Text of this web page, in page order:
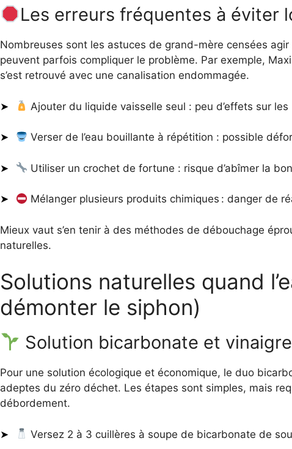
Les erreurs fréquentes à éviter
Nombreuses sont les astuces de grand-mère censées
peuvent parfois compliquer le problème. Par exemple,
s’est retrouvé avec une canalisation endommagée.
Ajouter du liquide vaisselle seul : peu d’effets sur
Verser de l’eau bouillante à répétition : possible
Utiliser un crochet de fortune : risque d’abîmer la
Mélanger plusieurs produits chimiques : danger de
Mieux vaut s’en tenir à des méthodes de débouchage
naturelles.
Solutions naturelles quand
démonter le siphon)
Solution bicarbonate et
Pour une solution écologique et économique, le duo
adeptes du zéro déchet. Les étapes sont simples, mais
débordement.
Versez 2 à 3 cuillères à soupe de bicarbonate de